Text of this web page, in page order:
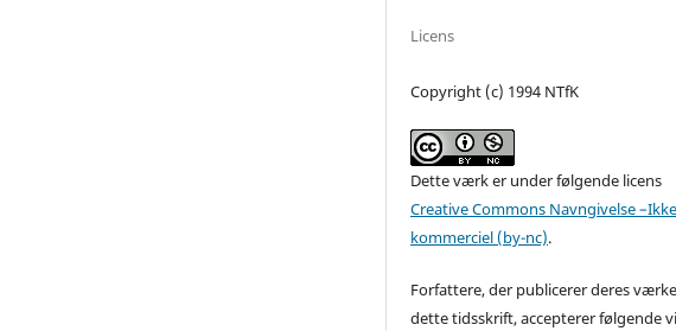
Licens
Copyright (c) 1994 NTfK
Dette værk er under følgende licens
Creative Commons Navngivelse
kommerciel (by-nc).
Forfattere, der publicerer deres
dette tidsskrift, accepterer følgende